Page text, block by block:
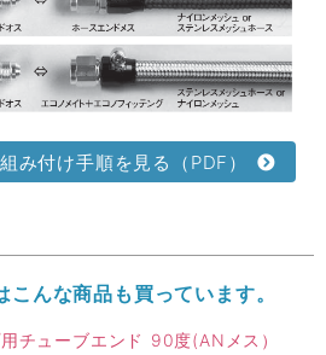
み付け手順を見る（PDF）
こんな商品も買っています。
チューブエンド 90度(ANメス）